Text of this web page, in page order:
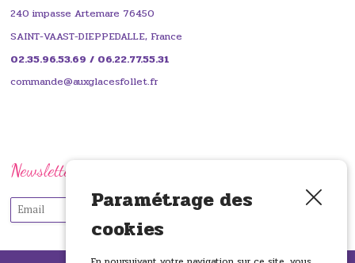
240 impasse Artemare 76450
SAINT-VAAST-DIEPPEDALLE, France
02.35.96.53.69 / 06.22.77.55.31
commande@auxglacesfollet.fr
Newsletter
Paramétrage des
cookies